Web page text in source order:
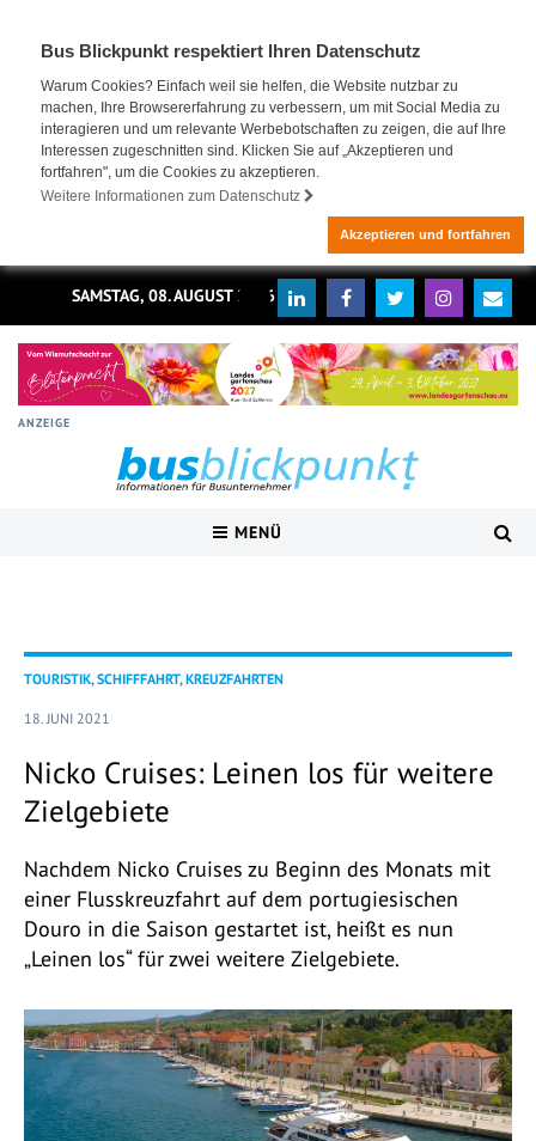
Bus Blickpunkt respektiert Ihren Datenschutz
Warum Cookies? Einfach weil sie helfen, die Website nutzbar zu
machen, Ihre Browsererfahrung zu verbessern, um mit Social Media zu
interagieren und um relevante Werbebotschaften zu zeigen, die auf Ihre
Interessen zugeschnitten sind. Klicken Sie auf „Akzeptieren und
fortfahren", um die Cookies zu akzeptieren.
Weitere Informationen zum Datenschutz
Akzeptieren und fortfahren
SAMSTAG, 08. AUGUST 2026
ANZEIGE
MENÜ
TOURISTIK, SCHIFFFAHRT, KREUZFAHRTEN
18. JUNI 2021
Nicko Cruises: Leinen los für weitere
Zielgebiete
Nachdem Nicko Cruises zu Beginn des Monats mit
einer Flusskreuzfahrt auf dem portugiesischen
Douro in die Saison gestartet ist, heißt es nun
„Leinen los“ für zwei weitere Zielgebiete.